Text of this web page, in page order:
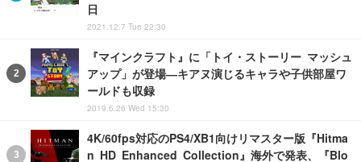
日
2021.12.7 Tue 22:30
『マインクラフト』に「トイ・ストーリー マッシュ
アップ」が登場―キアヌ演じるキャラや子供部屋ワ
ールドも収録
2019.6.26 Wed 15:30
4K/60fps対応のPS4/XB1向けリマスター版『Hitma
n HD Enhanced Collection』海外で発表、『Blo